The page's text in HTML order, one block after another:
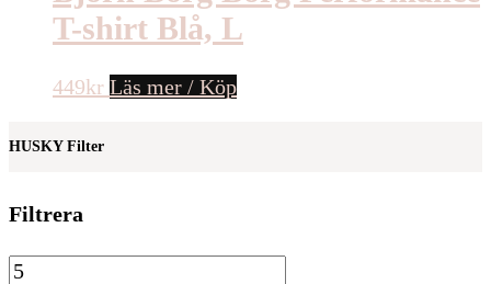
T-shirt Blå, L
449kr Läs mer / Köp
HUSKY Filter
Filtrera